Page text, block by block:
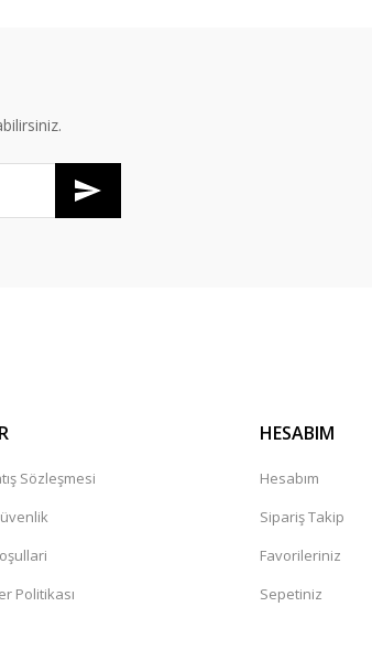
Sözleşmesi
Politikası
HESABIM
Hesabım
Sipariş Takip
Favorileriniz
Sepetiniz